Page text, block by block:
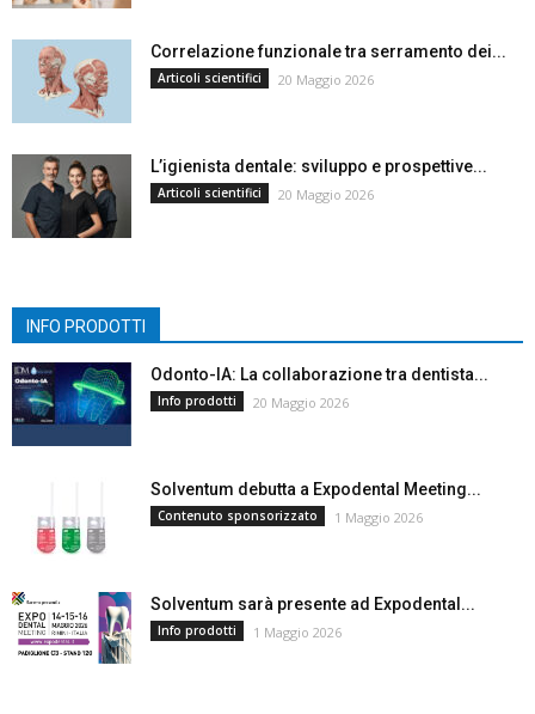
Correlazione funzionale tra serramento dei...
Articoli scientifici 20 Maggio 2026
L’igienista dentale: sviluppo e prospettive...
Articoli scientifici 20 Maggio 2026
INFO PRODOTTI
Odonto-IA: La collaborazione tra dentista...
Info prodotti 20 Maggio 2026
Solventum debutta a Expodental Meeting...
Contenuto sponsorizzato 1 Maggio 2026
Solventum sarà presente ad Expodental...
Info prodotti 1 Maggio 2026